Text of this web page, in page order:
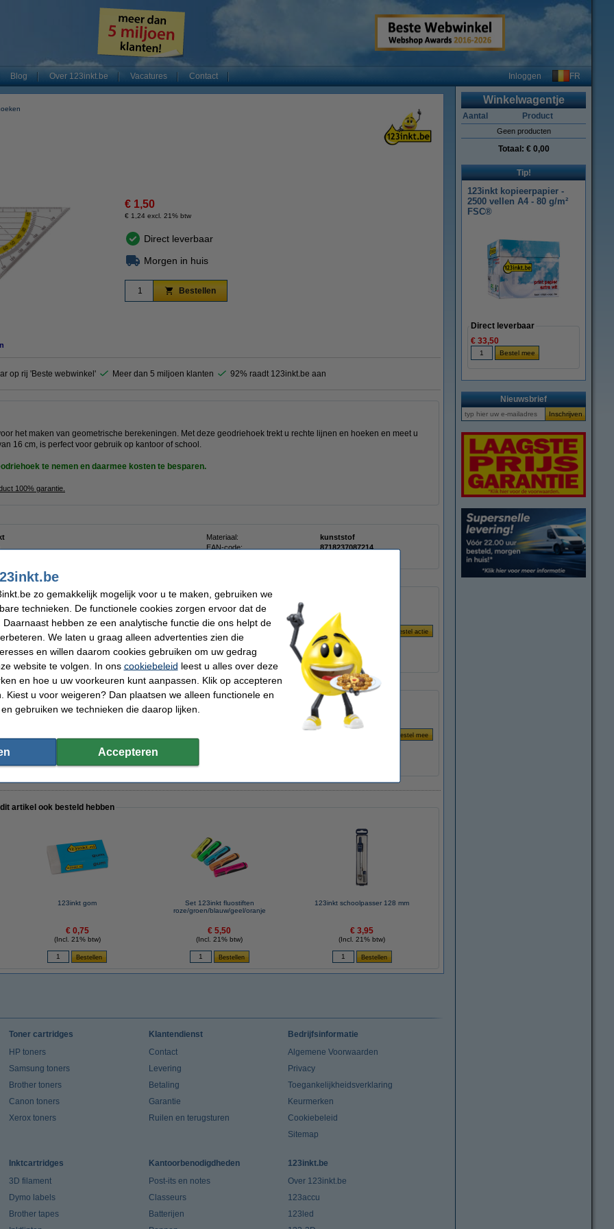
Blog Over 123inkt.be Vacatures Contact Inloggen FR
€ 1,50
€ 1,24 excl. 21% btw
Direct leverbaar
Morgen in huis
Bestellen
op rij 'Beste webwinkel' Meer dan 5 miljoen klanten 92% raadt 123inkt.be aan
het maken van geometrische berekeningen. Met deze geodriehoek trekt u rechte lijnen en hoeken en meet u
16 cm, is perfect voor gebruik op kantoor of school.
te nemen en daarmee kosten te besparen.
100% garantie.
Materiaal:
kunststof
EAN-code:
8718237087214
geodriehoek (16 cm)
artikel ook besteld hebben
123inkt gom
€ 0,75
(Incl. 21% btw)
Set 123inkt fluostiften
roze/groen/blauw/geel/oranje
€ 5,50
(Incl. 21% btw)
123inkt schoolpasser 128 mm
€ 3,95
(Incl. 21% btw)
Winkelwagentje
Aantal Product
Geen producten
Totaal: € 0,00
Tip!
123inkt kopieerpapier -
2500 vellen A4 - 80 g/m²
FSC®
Direct leverbaar
€ 33,50
Nieuwsbrief
Toner cartridges
HP toners
Samsung toners
Brother toners
Canon toners
Xerox toners
Klantendienst
Contact
Levering
Betaling
Garantie
Ruilen en terugsturen
Bedrijfsinformatie
Algemene Voorwaarden
Privacy
Toegankelijkheidsverklaring
Keurmerken
Cookiebeleid
Sitemap
Inktcartridges
3D filament
Dymo labels
Brother tapes
Kantoorbenodigdheden
Post-its en notes
Classeurs
Batterijen
123inkt.be
Over 123inkt.be
123accu
123led
zo gemakkelijk mogelijk voor u te maken, gebruiken we
technieken. De functionele cookies zorgen ervoor dat de
hebben ze een analytische functie die ons helpt de
We laten u graag alleen advertenties zien die
en willen daarom cookies gebruiken om uw gedrag
website te volgen. In ons cookiebeleid leest u alles over deze
en hoe u uw voorkeuren kunt aanpassen. Klik op accepteren
Kiest u voor weigeren? Dan plaatsen we alleen functionele en
gebruiken we technieken die daarop lijken.
Accepteren